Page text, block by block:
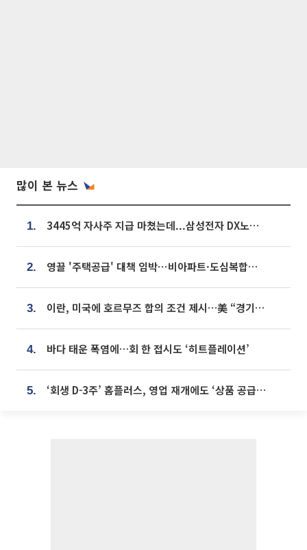
많이 본 뉴스
1. 3445억 자사주 지급 마쳤는데...삼성전자 DX노조, 뒤늦은 '떼쓰기 집회'
2. 영끌 '주택공급' 대책 임박⋯비아파트·도심복합까지 총동원
3. 이란, 미국에 호르무즈 합의 조건 제시…美 “경기 아직 안 끝나” [종합]
4. 바다 태운 폭염에…회 한 접시도 ‘히트플레이션’
5. ‘회생 D-3주’ 홈플러스, 영업 재개에도 ‘상품 공급망’ 복구가 생존 관건